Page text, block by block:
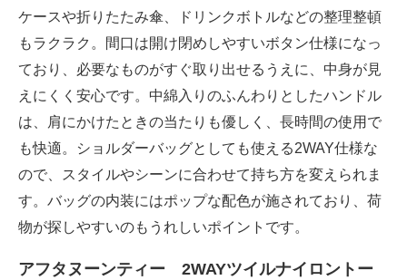
ケースや折りたたみ傘、ドリンクボトルなどの整理整頓
もラクラク。間口は開け閉めしやすいボタン仕様になっ
ており、必要なものがすぐ取り出せるうえに、中身が見
えにくく安心です。中綿入りのふんわりとしたハンドル
は、肩にかけたときの当たりも優しく、長時間の使用で
も快適。ショルダーバッグとしても使える2WAY仕様な
ので、スタイルやシーンに合わせて持ち方を変えられま
す。バッグの内装にはポップな配色が施されており、荷
物が探しやすいのもうれしいポイントです。
アフタヌーンティー 2WAYツイルナイロントー